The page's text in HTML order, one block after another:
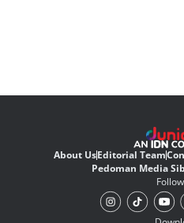
About UsEditorial Team
Pedoman Media